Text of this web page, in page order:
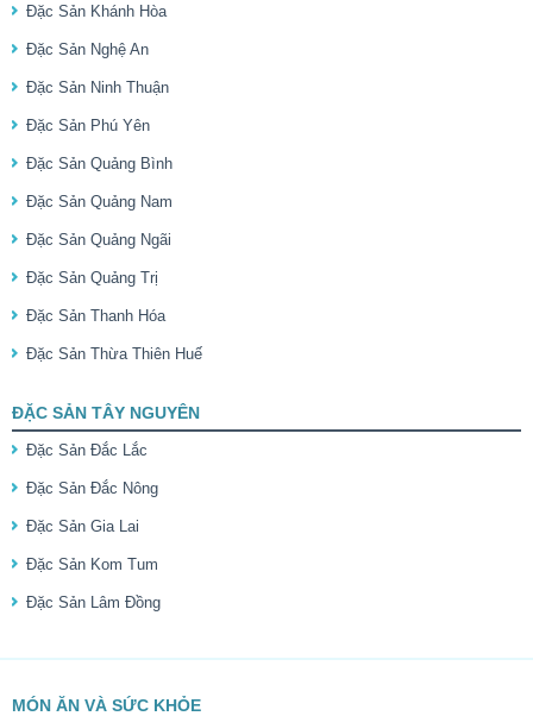
Đặc Sản Khánh Hòa
Đặc Sản Nghệ An
Đặc Sản Ninh Thuận
Đặc Sản Phú Yên
Đặc Sản Quảng Bình
Đặc Sản Quảng Nam
Đặc Sản Quảng Ngãi
Đặc Sản Quảng Trị
Đặc Sản Thanh Hóa
Đặc Sản Thừa Thiên Huế
ĐẶC SẢN TÂY NGUYÊN
Đặc Sản Đắc Lắc
Đặc Sản Đắc Nông
Đặc Sản Gia Lai
Đặc Sản Kom Tum
Đặc Sản Lâm Đồng
MÓN ĂN VÀ SỨC KHỎE